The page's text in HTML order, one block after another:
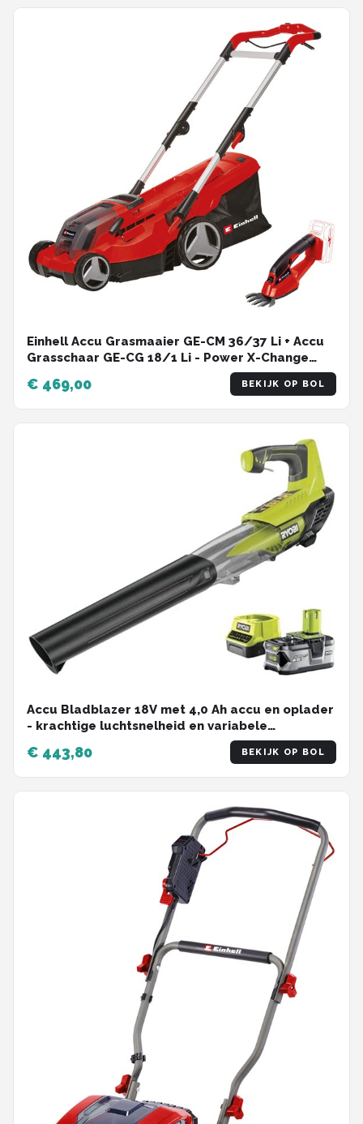
Einhell Accu Grasmaaier GE-CM 36/37 Li + Accu
Grasschaar GE-CG 18/1 Li - Power X-Change
36/18 V/Li-ion - Maaibreedte: 37 cm/10 cm -
incl. 2x 3.0 Ah Accu en 2x laders
€ 469,00 BEKIJK OP BOL
Accu Bladblazer 18V met 4,0 Ah accu en oplader
- krachtige luchtsnelheid en variabele
€ 443,80 BEKIJK OP BOL